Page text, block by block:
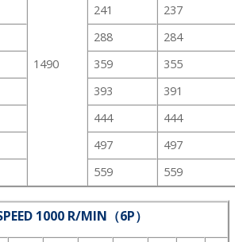
1490
241
237
288
284
359
355
393
391
444
444
497
497
559 559
1000 R/MIN（6P）